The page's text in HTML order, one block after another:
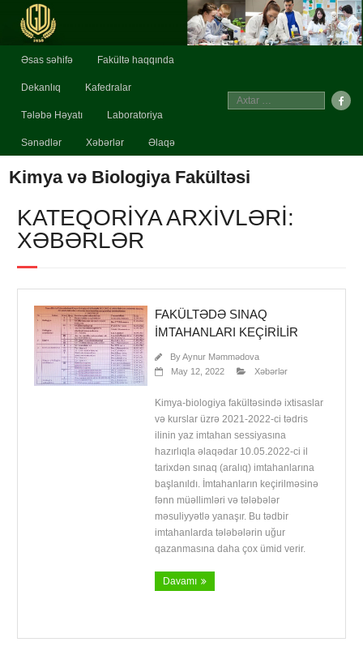
Əsas səhifə Fakültə haqqında
Dekanlıq Kafedralar
Tələbə Həyatı Laboratoriya
Sənədlər Xəbərlər Əlaqə
Kimya və Biologiya Fakültəsi
KATEQORIYA ARXIVLƏRI:
XƏBƏRLƏR
FAKÜLTƏDƏ SINAQ
IMTAHANLARI KEÇIRILIR
ByAynur Məmmədova
May 12, 2022
Xəbərlər
Kimya-biologiya fakültəsində ixtisaslar
və kurslar üzrə 2021-2022-ci tədris
ilinin yaz imtahan sessiyasına
hazırlıqla əlaqədar 10.05.2022-ci il
tarixdən sınaq (aralıq) imtahanlarına
başlanıldı. İmtahanların keçirilməsinə
fənn müəllimləri və tələbələr
məsuliyyətlə yanaşır. Bu tədbir
imtahanlarda tələbələrin uğur
qazanmasına daha çox ümid verir.
Davamı